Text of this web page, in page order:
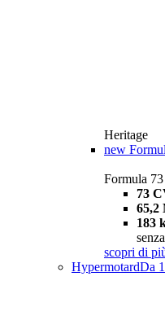
Heritage
new
Formula 73
73
65,2
183
scopri di
HypermotardDa